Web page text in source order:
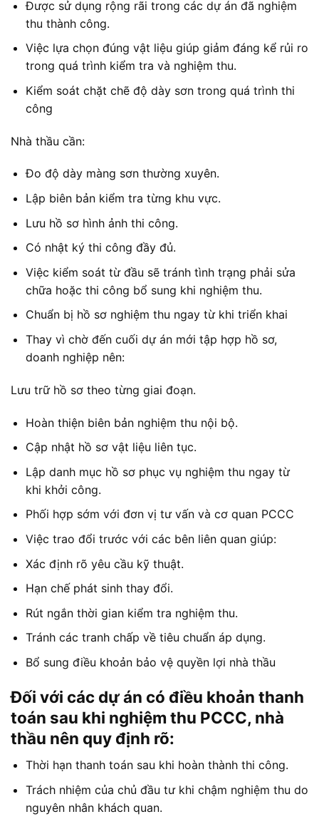
Được sử dụng rộng rãi trong các dự án đã nghiệm
thu thành công.
Việc lựa chọn đúng vật liệu giúp giảm đáng kể rủi ro
trong quá trình kiểm tra và nghiệm thu.
Kiểm soát chặt chẽ độ dày sơn trong quá trình thi
công
Nhà thầu cần:
Đo độ dày màng sơn thường xuyên.
Lập biên bản kiểm tra từng khu vực.
Lưu hồ sơ hình ảnh thi công.
Có nhật ký thi công đầy đủ.
Việc kiểm soát từ đầu sẽ tránh tình trạng phải sửa
chữa hoặc thi công bổ sung khi nghiệm thu.
Chuẩn bị hồ sơ nghiệm thu ngay từ khi triển khai
Thay vì chờ đến cuối dự án mới tập hợp hồ sơ,
doanh nghiệp nên:
Lưu trữ hồ sơ theo từng giai đoạn.
Hoàn thiện biên bản nghiệm thu nội bộ.
Cập nhật hồ sơ vật liệu liên tục.
Lập danh mục hồ sơ phục vụ nghiệm thu ngay từ
khi khởi công.
Phối hợp sớm với đơn vị tư vấn và cơ quan PCCC
Việc trao đổi trước với các bên liên quan giúp:
Xác định rõ yêu cầu kỹ thuật.
Hạn chế phát sinh thay đổi.
Rút ngắn thời gian kiểm tra nghiệm thu.
Tránh các tranh chấp về tiêu chuẩn áp dụng.
Bổ sung điều khoản bảo vệ quyền lợi nhà thầu
Đối với các dự án có điều khoản thanh
toán sau khi nghiệm thu PCCC, nhà
thầu nên quy định rõ:
Thời hạn thanh toán sau khi hoàn thành thi công.
Trách nhiệm của chủ đầu tư khi chậm nghiệm thu do
nguyên nhân khách quan.